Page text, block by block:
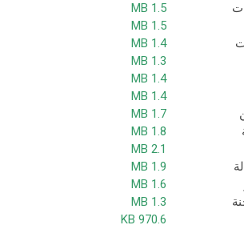
1.5 MB
1.5 MB
1.4 MB
1.3 MB
1.4 MB
1.4 MB
1.7 MB
1.8 MB
2.1 MB
1.9 MB
1.6 MB
1.3 MB
970.6 KB